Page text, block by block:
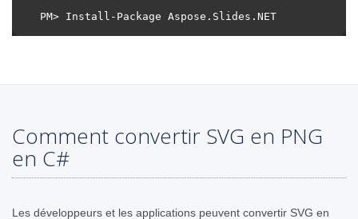
Comment convertir SVG en PNG
en C#
Les développeurs et les applications peuvent convertir SVG en